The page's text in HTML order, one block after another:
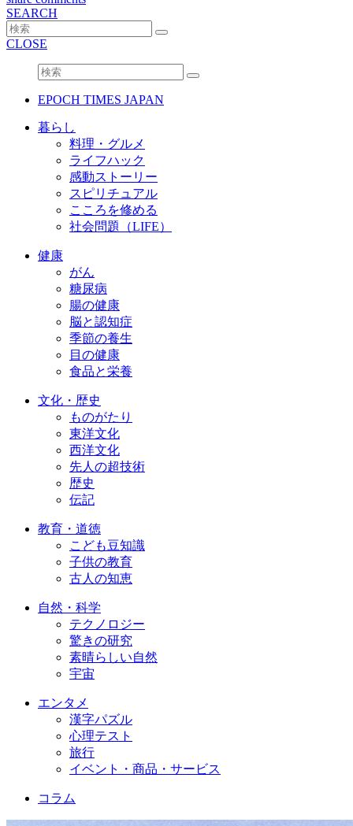
SEARCH
CLOSE
EPOCH TIMES JAPAN
暮らし
料理・グルメ
ライフハック
感動ストーリー
スピリチュアル
こころを修める
社会問題（LIFE）
健康
がん
糖尿病
腸の健康
脳と認知症
季節の養生
目の健康
食品と栄養
文化・歴史
ものがたり
東洋文化
西洋文化
先人の超技術
歴史
伝記
教育・道徳
こども豆知識
子供の教育
古人の知恵
自然・科学
テクノロジー
驚きの研究
素晴らしい自然
宇宙
エンタメ
漢字パズル
心理テスト
旅行
イベント・商品・サービス
コラム